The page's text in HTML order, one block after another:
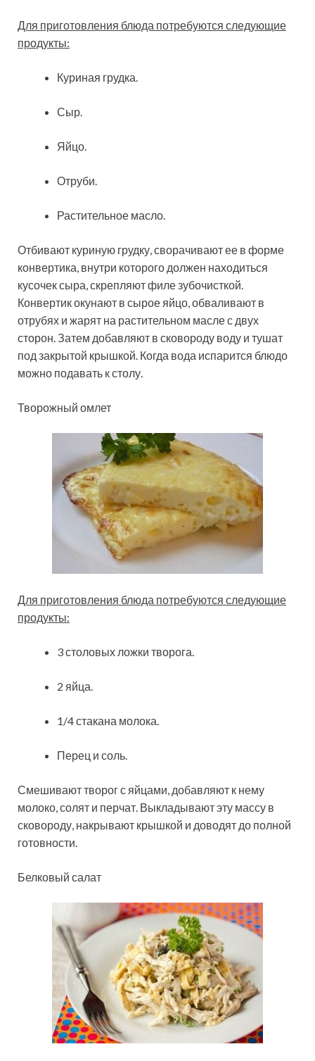
Для приготовления блюда потребуются следующие
продукты:
Куриная грудка.
Сыр.
Яйцо.
Отруби.
Растительное масло.
Отбивают куриную грудку, сворачивают ее в форме
конвертика, внутри которого должен находиться
кусочек сыра, скрепляют филе зубочисткой.
Конвертик окунают в сырое яйцо, обваливают в
отрубях и жарят на растительном масле с двух
сторон. Затем добавляют в сковороду воду и тушат
под закрытой крышкой. Когда вода испарится блюдо
можно подавать к столу.
Творожный омлет
Для приготовления блюда потребуются следующие
продукты:
3 столовых ложки творога.
2 яйца.
1/4 стакана молока.
Перец и соль.
Смешивают творог с яйцами, добавляют к нему
молоко, солят и перчат. Выкладывают эту массу в
сковороду, накрывают крышкой и доводят до полной
готовности.
Белковый салат